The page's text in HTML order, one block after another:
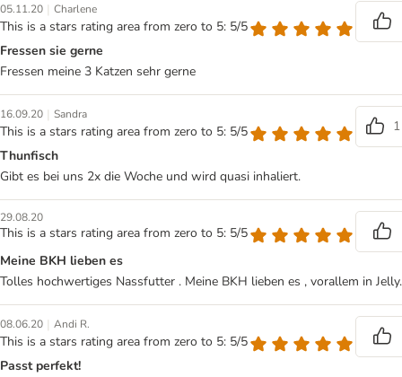
05.11.20 | Charlene
This is a stars rating area from zero to 5: 5/5
Fressen sie gerne
Fressen meine 3 Katzen sehr gerne
16.09.20 | Sandra
This is a stars rating area from zero to 5: 5/5
1
Thunfisch
Gibt es bei uns 2x die Woche und wird quasi inhaliert.
29.08.20
This is a stars rating area from zero to 5: 5/5
Meine BKH lieben es
Tolles hochwertiges Nassfutter . Meine BKH lieben es , vorallem in Jelly.
08.06.20 | Andi R.
This is a stars rating area from zero to 5: 5/5
Passt perfekt!